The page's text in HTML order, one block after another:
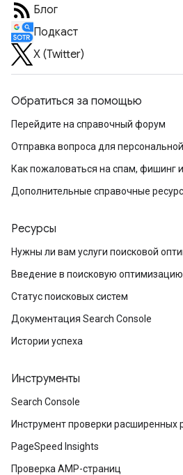
Блог
Подкаст
X (Twitter)
Обратиться за помощью
Перейдите на справочный форум
Отправка вопроса для
Как пожаловаться на спам, фишинг
Дополнительные справочные
Ресурсы
Нужны ли вам услуги поисковой
Введение в поисковую оптимизацию
Статус поисковых систем
Документация Search Console
Истории успеха
Инструменты
Search Console
Инструмент проверки расширенных
PageSpeed Insights
Проверка AMP-страниц